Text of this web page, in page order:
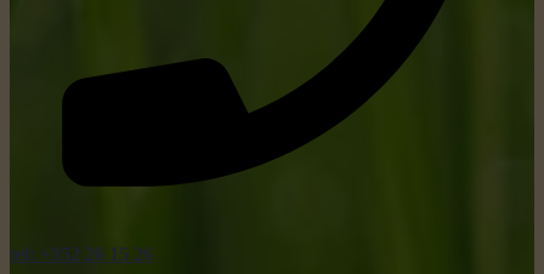
tel: +352 26 15 26